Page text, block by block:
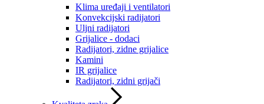
Klima uređaji i ventilatori
Konvekcijski radijatori
Uljni radijatori
Grijalice - dodaci
Radijatori, zidne grijalice
Kamini
IR grijalice
Radijatori, zidni grijači